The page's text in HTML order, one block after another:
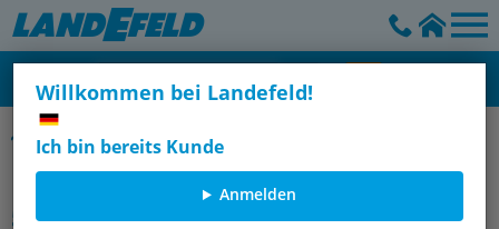
Willkommen bei Landefeld!
Ich bin bereits Kunde
Anmelden
Übergangsnippel mit Innenpressende & Außengewinde
Pressfitting, Übergangsnippel
54mm innen / R 2" AG